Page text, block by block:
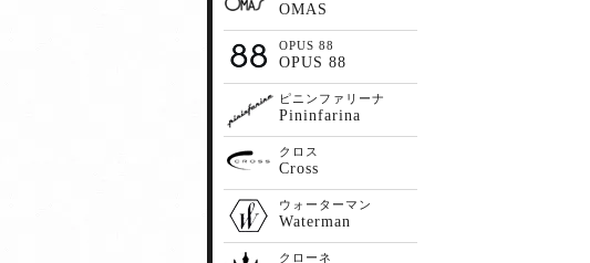
OMAS
OPUS 88
OPUS 88
ピニンファリーナ
Pininfarina
クロス
Cross
ウォーターマン
Waterman
クローネ